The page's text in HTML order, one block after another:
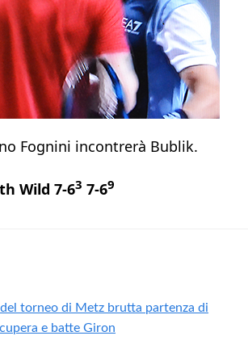
Fognini incontrerà Bublik.
Wild 7-63 7-69
torneo di Metz brutta partenza di
e batte Giron